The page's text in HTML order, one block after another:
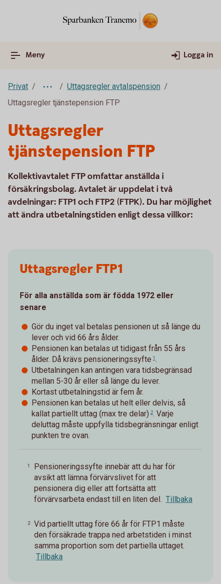
Meny Logga in
Privat
Uttagsregler avtalspension
Uttagsregler tjänstepension FTP
Uttagsregler
tjänstepension FTP
Kollektivavtalet FTP omfattar anställda i
försäkringsbolag. Avtalet är uppdelat i två
avdelningar: FTP1 och FTP2 (FTPK). Du har möjlighet
att ändra utbetalningstiden enligt dessa villkor:
Uttagsregler FTP1
För alla anställda som är födda 1972 eller
senare
Gör du inget val betalas pensionen ut så länge du
lever och vid 66 års ålder.
Pensionen kan betalas ut tidigast från 55 års
ålder. Då krävs pensioneringssyfte 1.
Utbetalningen kan antingen vara tidsbegränsad
mellan 5-30 år eller så länge du lever.
Kortast utbetalningstid är fem år.
Pensionen kan betalas ut helt eller delvis, så
kallat partiellt uttag (max tre delar) 2. Varje
deluttag måste uppfylla tidsbegränsningar enligt
punkten tre ovan.
1
Pensioneringssyfte innebär att du har för
avsikt att lämna förvärvslivet för att
pensionera dig eller att fortsätta att
förvärvsarbeta endast till en liten del. Tillbaka
2
Vid partiellt uttag före 66 år för FTP1 måste
den försäkrade trappa ned arbetstiden i minst
samma proportion som det partiella uttaget.
Tillbaka